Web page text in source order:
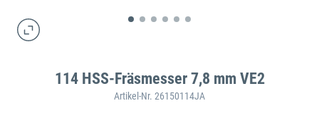
114 HSS-Fräsmesser 7,8 mm VE2
Artikel-Nr. 26150114JA